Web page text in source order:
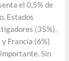
el 0,5% de
Estados
(35%),
Francia (6%)
Sin